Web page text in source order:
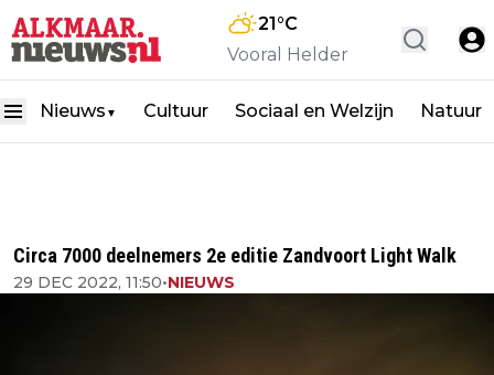
21°C
Vooral Helder
Nieuws ▼ Cultuur Sociaal en Welzijn Natuur
Circa 7000 deelnemers 2e editie Zandvoort Light Walk
29 DEC 2022, 11:50•NIEUWS